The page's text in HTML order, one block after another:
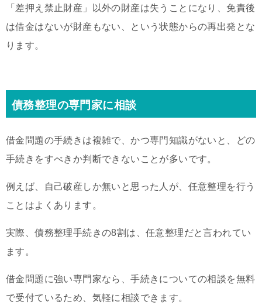
「差押え禁止財産」以外の財産は失うことになり、免責後
は借金はないが財産もない、という状態からの再出発とな
ります。
債務整理の専門家に相談
借金問題の手続きは複雑で、かつ専門知識がないと、どの
手続きをすべきか判断できないことが多いです。
例えば、自己破産しか無いと思った人が、任意整理を行う
ことはよくあります。
実際、債務整理手続きの8割は、任意整理だと言われてい
ます。
借金問題に強い専門家なら、手続きについての相談を無料
で受付ているため、気軽に相談できます。